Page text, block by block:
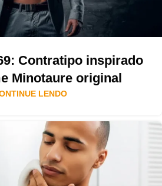
Contratipo inspirado
Minotaure original
LENDO